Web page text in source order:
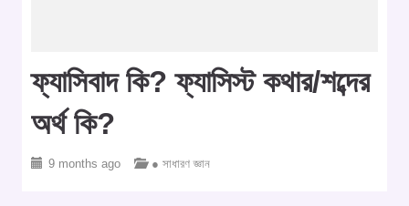
ফ্যাসিবাদ কি? ফ্যাসিস্ট কথার/শব্দের
অর্থ কি?
9 months ago ● সাধারণ জ্ঞান